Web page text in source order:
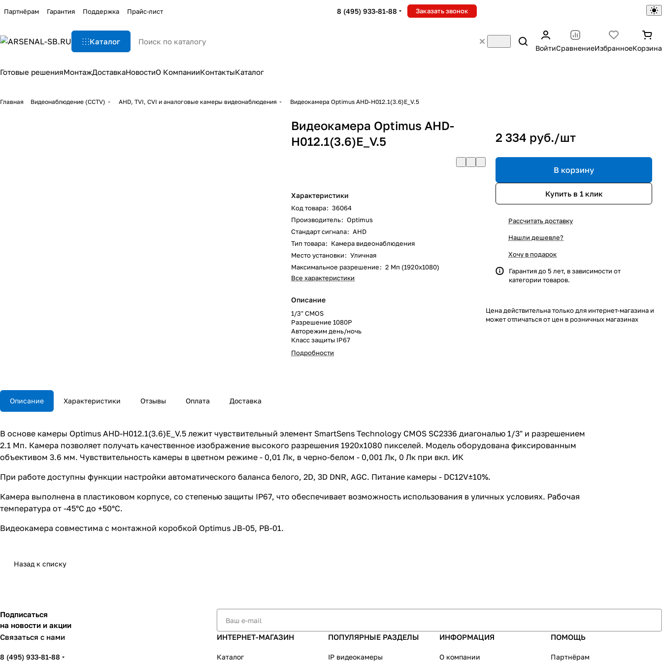
Партнёрам Гарантия Поддержка Прайс-лист 8 (495) 933-81-88 Заказать звонок
Каталог
ВойтиСравнениеИзбранноеКорзина
Готовые решенияМонтажДоставкаНовостиО КомпанииКонтактыКаталог
Главная Видеонаблюдение (CCTV) AHD, TVI, CVI и аналоговые камеры видеонаблюдения Видеокамера Optimus AHD-H012.1(3.6)E_V.5
Видеокамера Optimus AHD-
H012.1(3.6)E_V.5
Характеристики
Код товара: 36064
Производитель: Optimus
Стандарт сигнала: AHD
Тип товара: Камера видеонаблюдения
Место установки: Уличная
Максимальное разрешение: 2 Мп (1920x1080)
Все характеристики
Описание
1/3" CMOS
Разрешение 1080P
Авторежим день/ночь
Класс защиты IP67
Подробности
2 334 руб./шт
В корзину
Купить в 1 клик
Рассчитать доставку
Нашли дешевле?
Хочу в подарок
Гарантия до 5 лет, в зависимости от
категории товаров.
Цена действительна только для интернет-магазина и
может отличаться от цен в розничных магазинах
Описание Характеристики Отзывы Оплата Доставка
В основе камеры Optimus AHD-H012.1(3.6)E_V.5 лежит чувствительный элемент SmartSens Technology CMOS SC2336 диагональю 1/3" и разрешением
2.1 Мп. Камера позволяет получать качественное изображение высокого разрешения 1920х1080 пикселей. Модель оборудована фиксированным
объективом 3.6 мм. Чувствительность камеры в цветном режиме - 0,01 Лк, в черно-белом - 0,001 Лк, 0 Лк при вкл. ИК
При работе доступны функции настройки автоматического баланса белого, 2D, 3D DNR, AGC. Питание камеры - DC12V±10%.
Камера выполнена в пластиковом корпусе, со степенью защиты IP67, что обеспечивает возможность использования в уличных условиях. Рабочая
температура от -45°С до +50°С.
Видеокамера совместима с монтажной коробкой Optimus JB-05, PB-01.
Назад к списку
Подписаться
на новости и акции
Связаться с нами
8 (495) 933-81-88
ИНТЕРНЕТ-МАГАЗИН
Каталог
ПОПУЛЯРНЫЕ РАЗДЕЛЫ
IP видеокамеры
ИНФОРМАЦИЯ
О компании
ПОМОЩЬ
Партнёрам